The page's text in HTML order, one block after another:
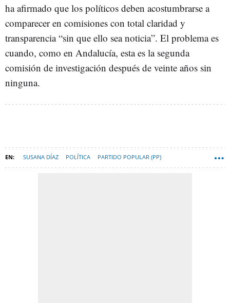
ha afirmado que los políticos deben acostumbrarse a
comparecer en comisiones con total claridad y
transparencia “sin que ello sea noticia”. El problema es
cuando, como en Andalucía, esta es la segunda
comisión de investigación después de veinte años sin
ninguna.
SUSANA DÍAZ POLÍTICA PARTIDO POPULAR (PP)